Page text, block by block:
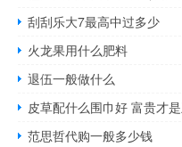
刮刮乐大7最高中过多少
火龙果用什么肥料
退伍一般做什么
皮草配什么围巾好 富贵才
范思哲代购一般多少钱